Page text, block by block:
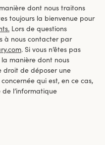
dont nous traitons
toujours la bienvenue pour
Lors de questions
à nous contacter par
. Si vous n’êtes pas
manière dont nous
droit de déposer une
qui est, en ce cas,
de l’informatique